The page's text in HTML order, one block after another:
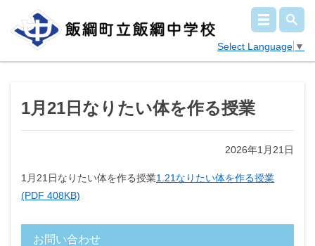
Select Language ▼
1月21日なりたい体を作る授業
2026年1月21日
1月21日なりたい体を作る授業1.21なりたい体を作る授業
(PDF 408KB)
お問い合わせ